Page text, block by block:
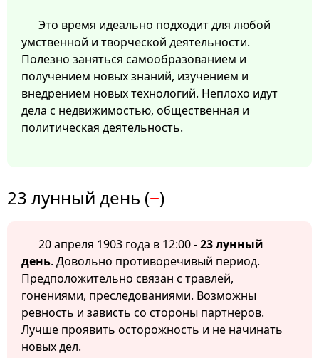
Это время идеально подходит для любой
умственной и творческой деятельности.
Полезно заняться самообразованием и
получением новых знаний, изучением и
внедрением новых технологий. Неплохо идут
дела с недвижимостью, общественная и
политическая деятельность.
23 лунный день (−)
20 апреля 1903 года в 12:00 -23 лунный
день. Довольно противоречивый период.
Предположительно связан с травлей,
гонениями, преследованиями. Возможны
ревность и зависть со стороны партнеров.
Лучше проявить осторожность и не начинать
новых дел.